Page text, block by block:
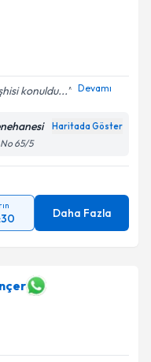
konuldu... Devamı
Haritada Göster
No 65/5
Daha Fazla